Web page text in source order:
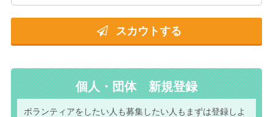
スカウトする
個人・団体 新規登録
ボランティアをしたい人も募集したい人もまずは登録しよ